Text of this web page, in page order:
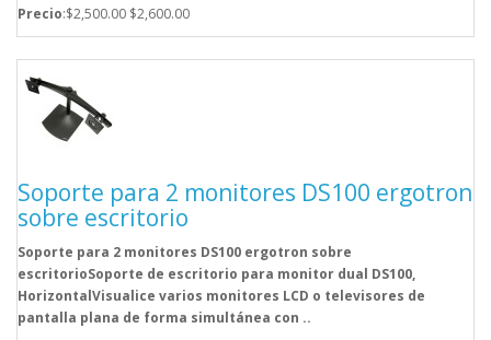
Precio:$2,500.00 $2,600.00
Soporte para 2 monitores DS100 ergotron
sobre escritorio
Soporte para 2 monitores DS100 ergotron sobre
escritorioSoporte de escritorio para monitor dual DS100,
HorizontalVisualice varios monitores LCD o televisores de
pantalla plana de forma simultánea con ..